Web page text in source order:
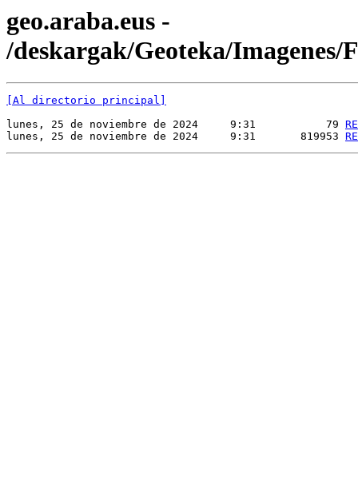
geo.araba.eus -
/deskargak/Geoteka/Imagenes/
[Al directorio principal]
lunes, 25 de noviembre de 2024     9:31           79
lunes, 25 de noviembre de 2024     9:31       819953